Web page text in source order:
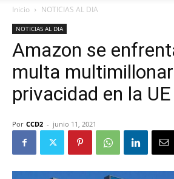
Claras
Digital
Inicio NOTICIAS AL DIA
NOTICIAS AL DIA
Amazon se
multa
privacidad en la UE
Por CCD2 - junio 11, 2021